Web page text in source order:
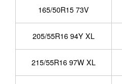
165/50R15 73V
205/55R16 94Y XL
215/55R16 97W XL